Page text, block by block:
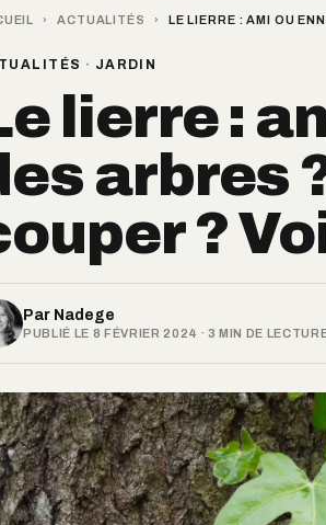
› ACTUALITÉS › LE LIERRE : AMI OU
· JARDIN
lierre :
arbres
?
Par Nadege
PUBLIÉ LE 8 FÉVRIER 2024 · 3 MIN DE